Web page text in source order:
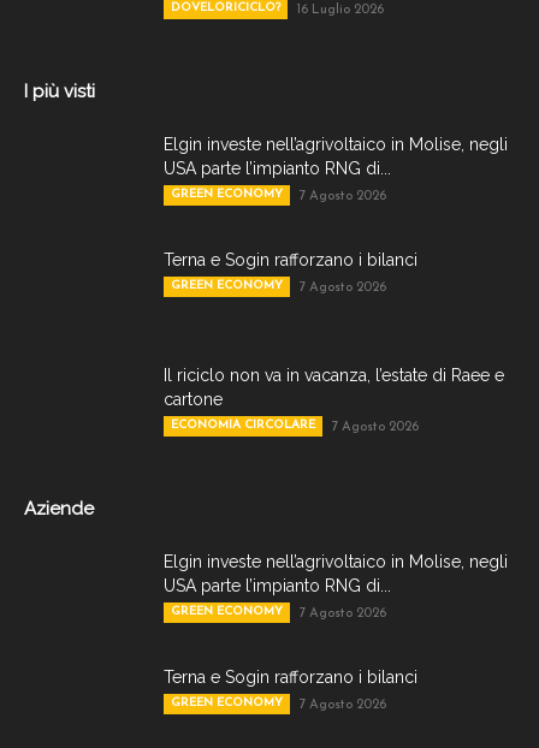
DOVELORICICLO? 16 Luglio 2026
I più visti
Elgin investe nell’agrivoltaico in Molise, negli
USA parte l’impianto RNG di...
GREEN ECONOMY 7 Agosto 2026
Terna e Sogin rafforzano i bilanci
GREEN ECONOMY 7 Agosto 2026
Il riciclo non va in vacanza, l’estate di Raee e
cartone
ECONOMIA CIRCOLARE 7 Agosto 2026
Aziende
Elgin investe nell’agrivoltaico in Molise, negli
USA parte l’impianto RNG di...
GREEN ECONOMY 7 Agosto 2026
Terna e Sogin rafforzano i bilanci
GREEN ECONOMY 7 Agosto 2026